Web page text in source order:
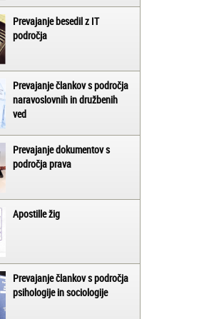
Prevajanje besedil z IT
področja
Prevajanje člankov s področja
naravoslovnih in družbenih
ved
Prevajanje dokumentov s
področja prava
Apostille žig
Prevajanje člankov s področja
psihologije in sociologije